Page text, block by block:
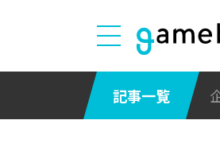
記事一覧